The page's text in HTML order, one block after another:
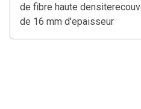
de fibre haute
de 16 mm d'epaisseur